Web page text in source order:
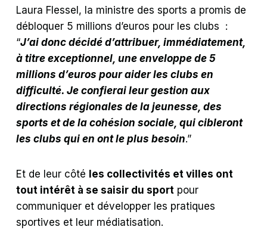
Laura Flessel, la ministre des sports a promis de
débloquer 5 millions d’euros pour les clubs :
“J’ai donc décidé d’attribuer, immédiatement,
à titre exceptionnel, une enveloppe de 5
millions d’euros pour aider les clubs en
difficulté. Je confierai leur gestion aux
directions régionales de la jeunesse, des
sports et de la cohésion sociale, qui cibleront
les clubs qui en ont le plus besoin.”
Et de leur côté les collectivités et villes ont
tout intérêt à se saisir du sport pour
communiquer et développer les pratiques
sportives et leur médiatisation.